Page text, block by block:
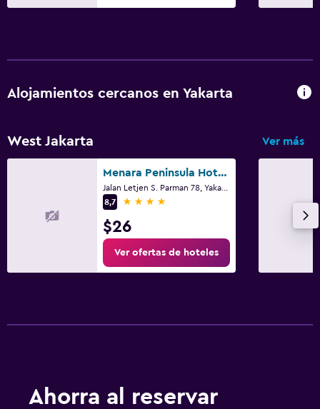
Alojamientos cercanos en Yakarta
West Jakarta Ver más
Menara Peninsula Hotel Jakarta
8,7
4 estrellas
$26
Ver ofertas de hoteles
Ahorra al reservar